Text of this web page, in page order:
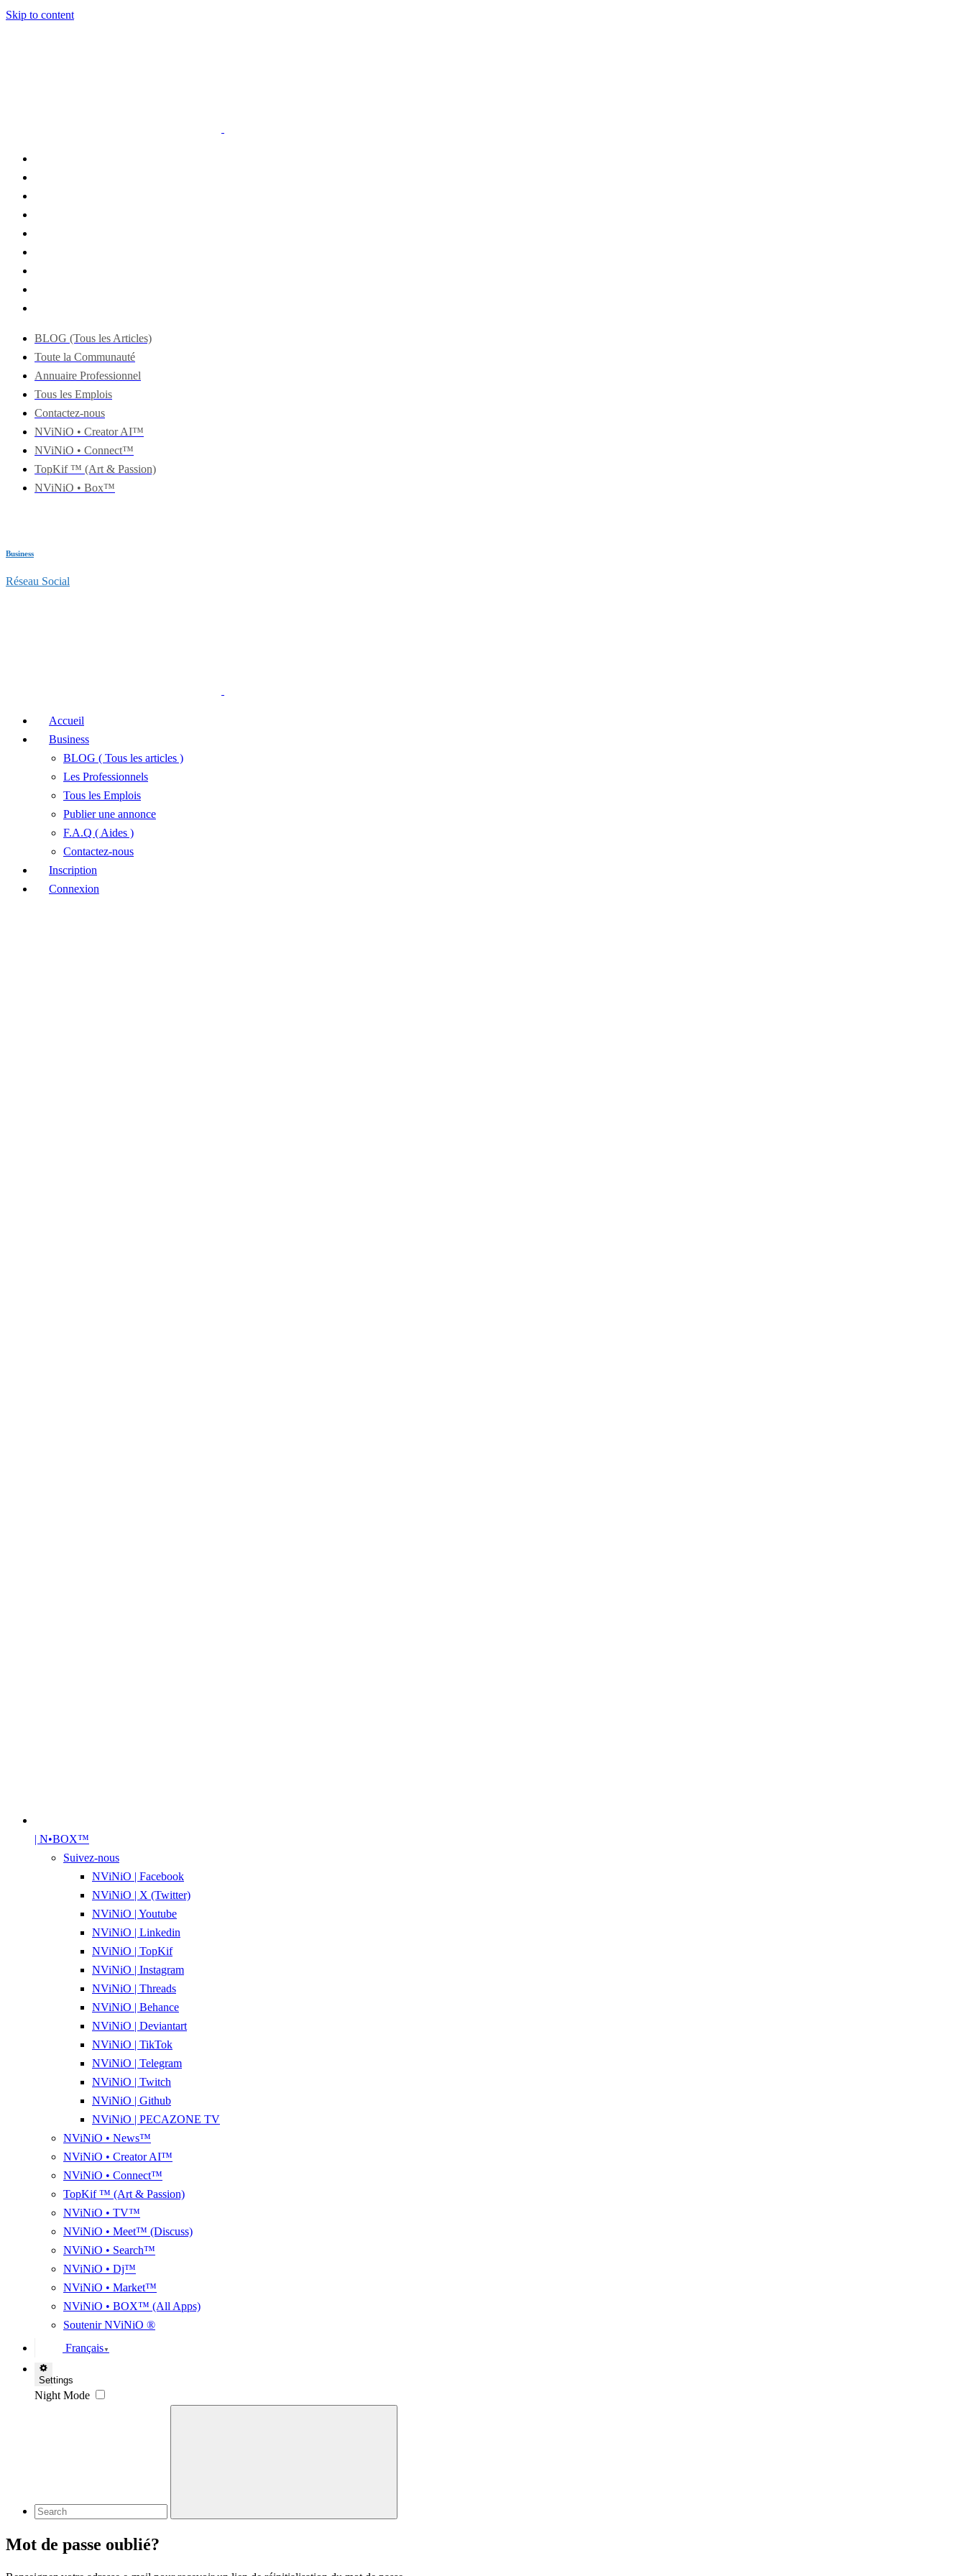
Skip to content
BLOG (Tous les Articles)
Toute la Communauté
Annuaire Professionnel
Tous les Emplois
Contactez-nous
NViNiO • Creator AI™
NViNiO • Connect™
TopKif ™ (Art & Passion)
NViNiO • Box™
Business
Réseau Social
Accueil
Business
BLOG ( Tous les articles )
Les Professionnels
Tous les Emplois
Publier une annonce
F.A.Q ( Aides )
Contactez-nous
Inscription
Connexion
| N•BOX™
Suivez-nous
NViNiO | Facebook
NViNiO | X (Twitter)
NViNiO | Youtube
NViNiO | Linkedin
NViNiO | TopKif
NViNiO | Instagram
NViNiO | Threads
NViNiO | Behance
NViNiO | Deviantart
NViNiO | TikTok
NViNiO | Telegram
NViNiO | Twitch
NViNiO | Github
NViNiO | PECAZONE TV
NViNiO • News™
NViNiO • Creator AI™
NViNiO • Connect™
TopKif ™ (Art & Passion)
NViNiO • TV™
NViNiO • Meet™ (Discuss)
NViNiO • Search™
NViNiO • Dj™
NViNiO • Market™
NViNiO • BOX™ (All Apps)
Soutenir NViNiO ®
Français ▼
Settings
Night Mode
Mot de passe oublié?